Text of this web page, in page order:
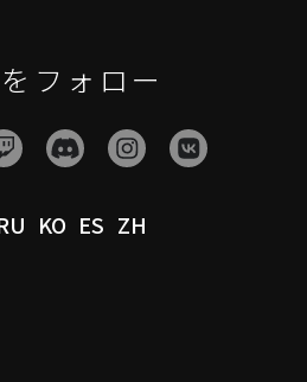
フォロー
KO ES ZH